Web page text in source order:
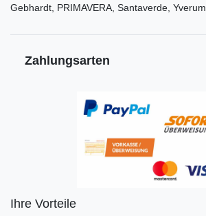
Gebhardt, PRIMAVERA, Santaverde, Yverum
Zahlungsarten
Ihre Vorteile